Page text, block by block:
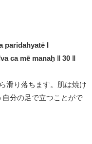
I
ca mē manaḥ ǁ 30 ǁ
滑り落ちます。肌は焼け
分の足で立つことがで